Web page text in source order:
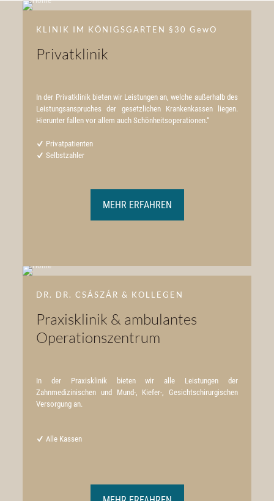
KLINIK IM KÖNIGSGARTEN §30 GewO
Privatklinik
In der Privatklinik bieten wir Leistungen an, welche außerhalb des
Leistungsanspruches der gesetzlichen Krankenkassen liegen.
Hierunter fallen vor allem auch Schönheitsoperationen.“
Privatpatienten
Selbstzahler
MEHR ERFAHREN
DR. DR. CSÁSZÁR & KOLLEGEN
Praxisklinik & ambulantes
Operationszentrum
In der Praxisklinik bieten wir alle Leistungen der
Zahnmedizinischen und Mund-, Kiefer-, Gesichtschirurgischen
Versorgung an.
Alle Kassen